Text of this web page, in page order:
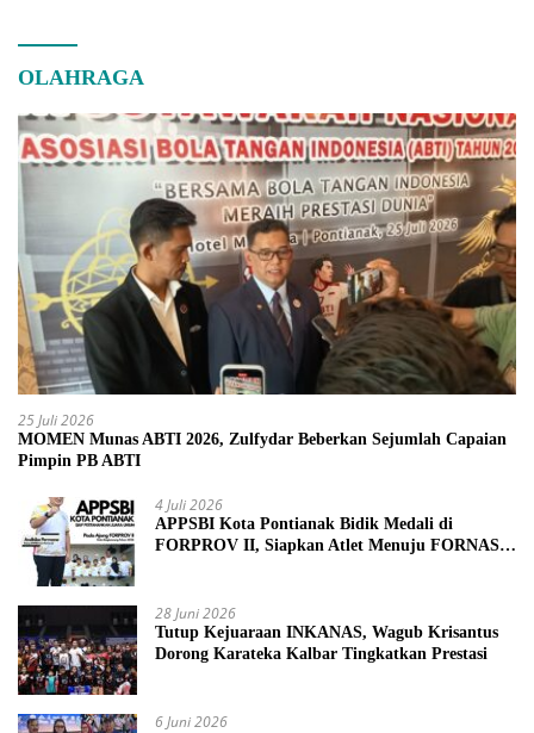
OLAHRAGA
25 Juli 2026
MOMEN Munas ABTI 2026, Zulfydar Beberkan Sejumlah Capaian
Pimpin PB ABTI
4 Juli 2026
APPSBI Kota Pontianak Bidik Medali di
FORPROV II, Siapkan Atlet Menuju FORNAS
28 Juni 2026
Tutup Kejuaraan INKANAS, Wagub Krisantus
Dorong Karateka Kalbar Tingkatkan Prestasi
6 Juni 2026